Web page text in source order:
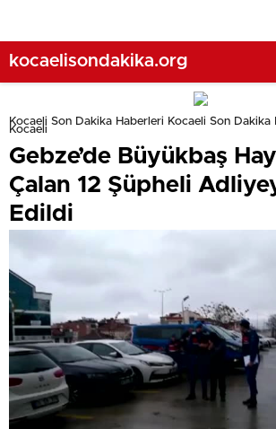
kocaelisondakika.org
Kocaeli Son Dakika Haberleri Kocaeli Son Dakika
Kocaeli
Gebze’de Büyükbaş
Çalan 12 Şüpheli
Edildi